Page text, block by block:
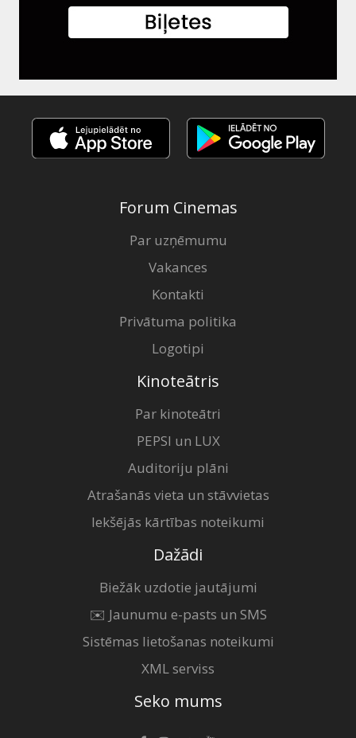
Forum Cinemas
Par uzņēmumu
Vakances
Kontakti
Privātuma politika
Logotipi
Kinoteātris
Par kinoteātri
PEPSI un LUX
Auditoriju plāni
Atrašanās vieta un stāvvietas
Iekšējās kārtības noteikumi
Dažādi
Biežāk uzdotie jautājumi
✉️ Jaunumu e-pasts un SMS
Sistēmas lietošanas noteikumi
XML serviss
Seko mums